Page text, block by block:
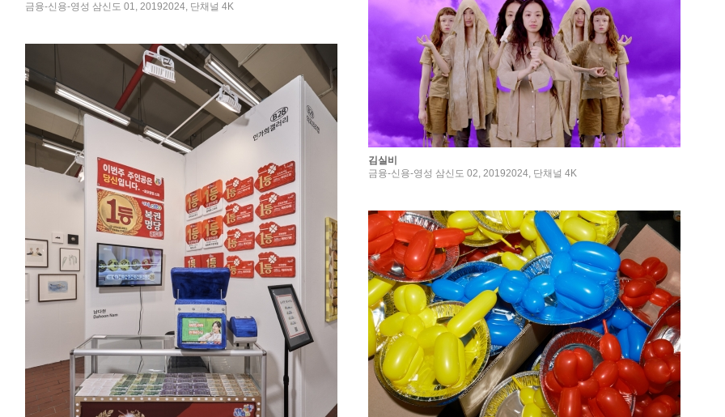
금융-신용-영성 삼신도 01, 20192024, 단채널 4K
김실비
금융-신용-영성 삼신도 02, 20192024, 단채널 4K